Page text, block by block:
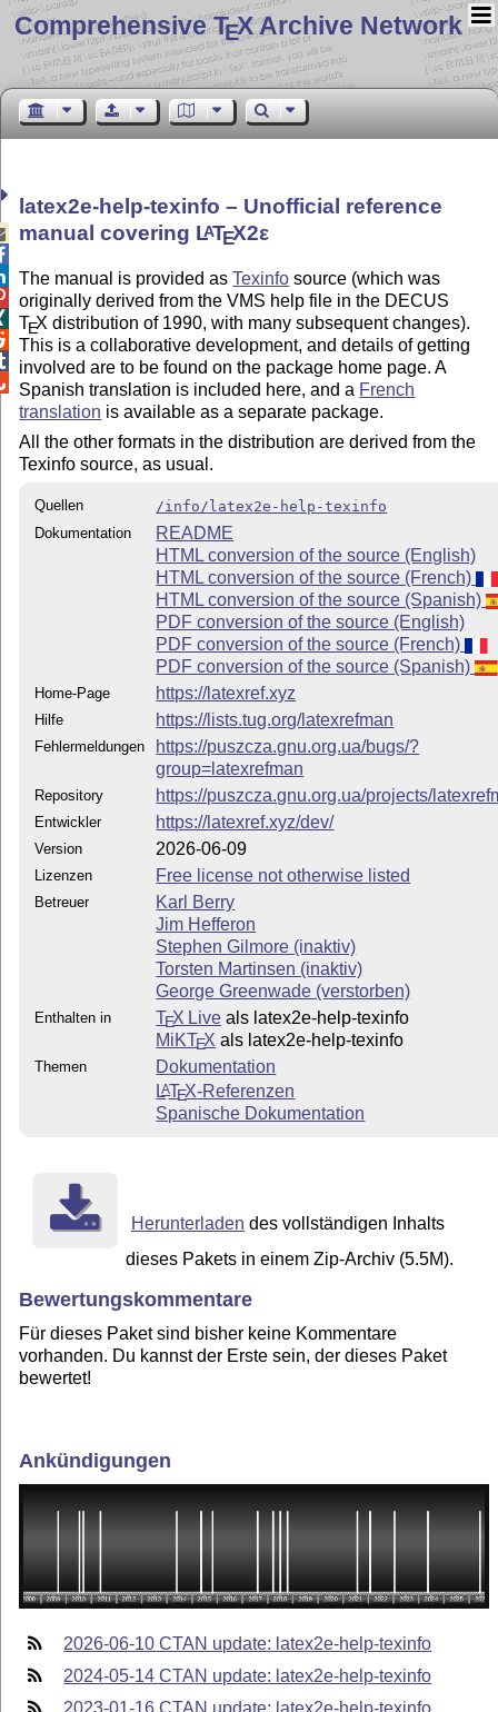
Comprehensive TEX Archive Network
latex2e-help-texinfo – Unofficial reference
manual covering LATEX2ε
The manual is provided asTexinfo source (which was
originally derived from the VMS help file in the DECUS
TEX distribution of 1990, with many subsequent changes).
This is a collaborative development, and details of getting
involved are to be found on the package home page. A
Spanish translation is included here, and a French
translation is available as a separate package.
All the other formats in the distribution are derived from the
Texinfo source, as usual.
Quellen
/info/latex2e-help-texinfo
Dokumentation
README
HTML conversion of the source (English)
HTML conversion of the source (French)
HTML conversion of the source (Spanish)
PDF conversion of the source (English)
PDF conversion of the source (French)
PDF conversion of the source (Spanish)
Home-Page https://latexref.xyz
Hilfe https://lists.tug.org/latexrefman
Fehlermeldungen
https://puszcza.gnu.org.ua/bugs/?
group=latexrefman
Repository https://puszcza.gnu.org.ua/projects/
Entwickler https://latexref.xyz/dev/
Version 2026-06-09
Lizenzen Free license not otherwise listed
Betreuer
Karl Berry
Jim Hefferon
Stephen Gilmore (inaktiv)
Torsten Martinsen (inaktiv)
George Greenwade (verstorben)
Enthalten in TEX Live als latex2e-help-texinfo
MiKTEX als latex2e-help-texinfo
Themen
Dokumentation
LATEX-Referenzen
Spanische Dokumentation
Herunterladen des vollständigen Inhalts
dieses Pakets in einem Zip-Archiv (5.5M).
Bewertungskommentare
Für dieses Paket sind bisher keine Kommentare
vorhanden. Du kannst der Erste sein, der dieses Paket
bewertet!
Ankündigungen
2026-06-10 CTAN update: latex2e-help-texinfo
2024-05-14 CTAN update: latex2e-help-texinfo
2023-01-16 CTAN update: latex2e-help-texinfo